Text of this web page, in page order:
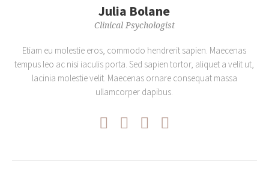
Julia Bolane
Clinical Psychologist
Etiam eu molestie eros, commodo hendrerit sapien. Maecenas
tempus leo ac nisi iaculis porta. Sed sapien tortor, aliquet a velit ut,
lacinia molestie velit. Maecenas ornare consequat massa
ullamcorper dapibus.